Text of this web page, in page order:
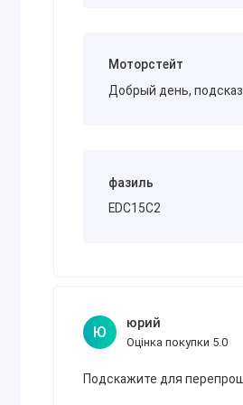
необхідний доступний і
Актуальнийсписок автомобілів
USB адаптер MPPS у
Посилання на драйвери
Моторстейт
Добрый день,
фазиль
EDC15C2
Ю
юрий
Оцінка покупки 5.0
Подскажите для